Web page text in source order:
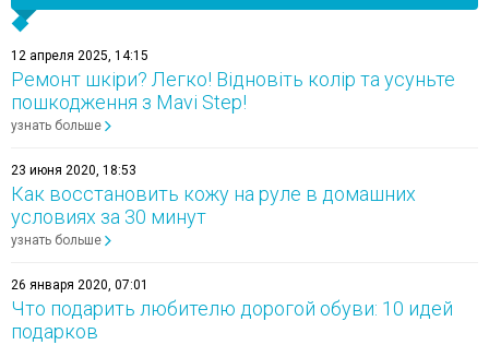
12 апреля 2025, 14:15
Ремонт шкіри? Легко! Відновіть колір та усуньте
пошкодження з Mavi Step!
узнать больше
23 июня 2020, 18:53
Как восстановить кожу на руле в домашних
условиях за 30 минут
узнать больше
26 января 2020, 07:01
Что подарить любителю дорогой обуви: 10 идей
подарков